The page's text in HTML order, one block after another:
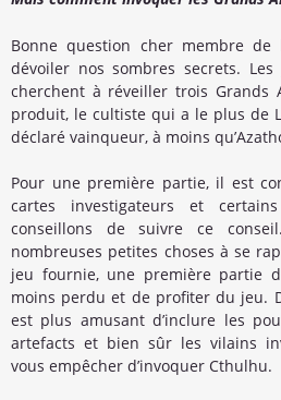
Bonne question cher membre
dévoiler nos sombres secrets.
cherchent à réveiller trois Grands
produit, le cultiste qui a le plus de
déclaré vainqueur, à moins
Pour une première partie, il est
cartes investigateurs et
conseillons de suivre ce
nombreuses petites choses à se
jeu fournie, une première partie
moins perdu et de profiter du jeu.
est plus amusant d’inclure les
artefacts et bien sûr les vilains
vous empêcher d’invoquer Cthulhu.